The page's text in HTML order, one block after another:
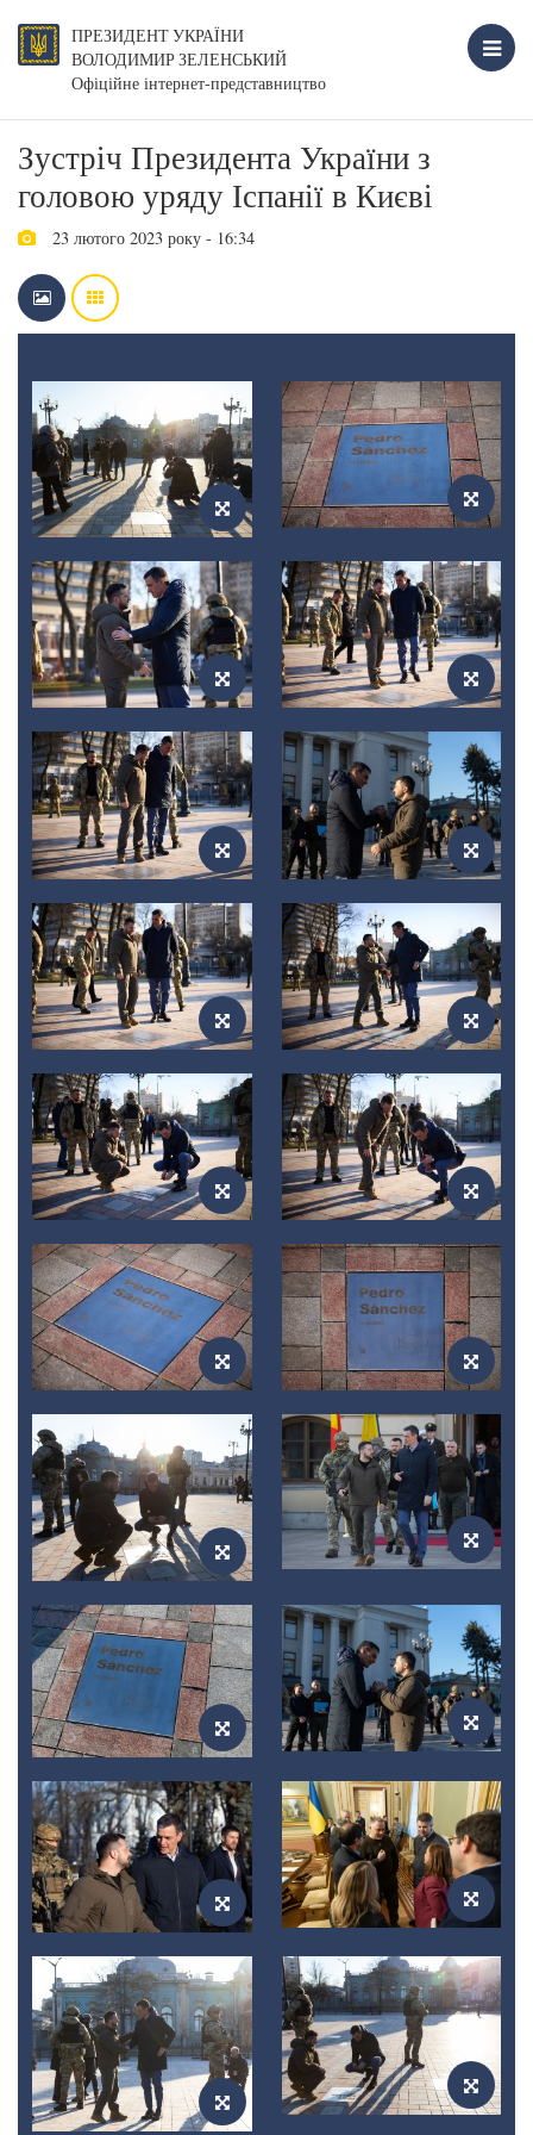
ПРЕЗИДЕНТ УКРАЇНИ
ВОЛОДИМИР ЗЕЛЕНСЬКИЙ
Офіційне інтернет-представництво
Зустріч Президента України з
головою уряду Іспанії в Києві
23 лютого 2023 року - 16:34